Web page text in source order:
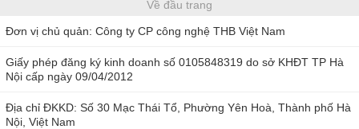
Về đầu trang
Đơn vị chủ quản: Công ty CP công nghệ THB Việt Nam
Giấy phép đăng ký kinh doanh số 0105848319 do sở KHĐT TP Hà
Nội cấp ngày 09/04/2012
Địa chỉ ĐKKD: Số 30 Mạc Thái Tổ, Phường Yên Hoà, Thành phố Hà
Nội, Việt Nam